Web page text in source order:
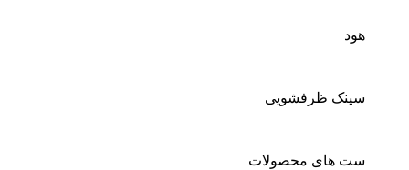
هود
سینک ظرفشویی
ست های محصولات